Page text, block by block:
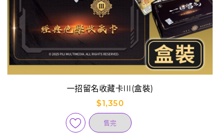
一招留名收藏卡III(盒裝)
$1,350
售完